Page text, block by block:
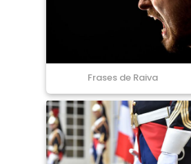
Frases de Raiva